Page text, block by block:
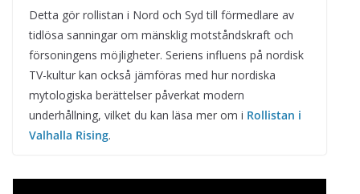
Detta gör rollistan i Nord och Syd till förmedlare av
tidlösa sanningar om mänsklig motståndskraft och
försoningens möjligheter. Seriens influens på nordisk
TV-kultur kan också jämföras med hur nordiska
mytologiska berättelser påverkat modern
underhållning, vilket du kan läsa mer om i Rollistan i
Valhalla Rising.